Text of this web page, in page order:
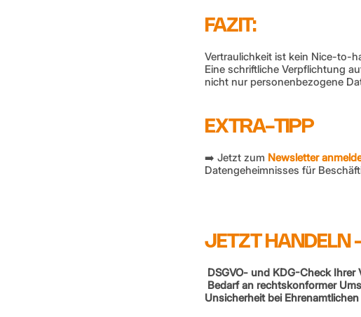
FAZIT:
Vertraulichkeit ist kein Nice-to-
Eine schriftliche Verpflichtung
nicht nur personenbezogene
EXTRA-TIPP
➡️ Jetzt zum Newsletter
Datengeheimnisses für
JETZT HANDELN
DSGVO- und KDG-Check Ihrer
Bedarf an rechtskonformer
Unsicherheit bei